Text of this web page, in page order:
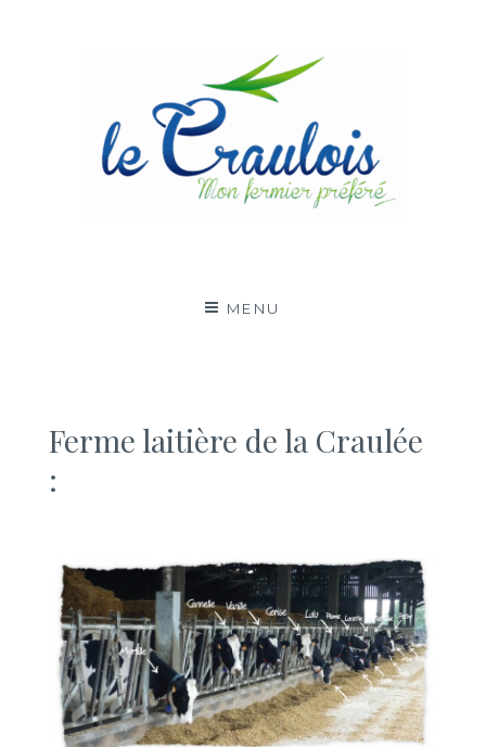
MENU
Ferme laitière de la Craulée
: